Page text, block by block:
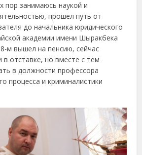
пор занимаюсь наукой и
прошел путь от
до начальника юридического
академии имени Шыракбека
м вышел на пенсию, сейчас
в отставке, но вместе с тем
в должности профессора
процесса и криминалистики